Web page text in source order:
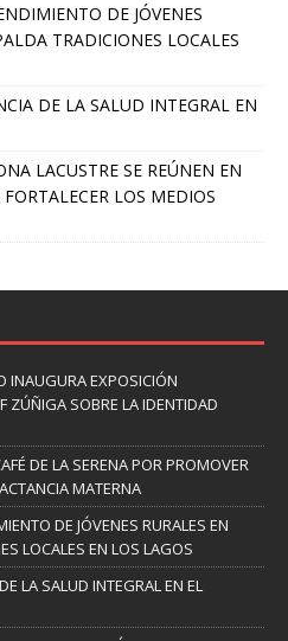
DE JÓVENES
TRADICIONES LOCALES
DE LA SALUD INTEGRAL EN
LACUSTRE SE REÚNEN EN
LOS MEDIOS
INAUGURA EXPOSICIÓN
ZÚÑIGA SOBRE LA IDENTIDAD
DE LA SERENA POR PROMOVER
MATERNA
DE JÓVENES RURALES EN
LOCALES EN LOS LAGOS
LA SALUD INTEGRAL EN EL